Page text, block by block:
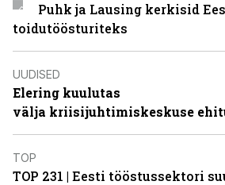
Puhk ja Lausing kerkisid
toidutöösturiteks
UUDISED
Elering kuulutas
välja kriisijuhtimiskeskuse
TOP
TOP 231 | Eesti tööstussektori